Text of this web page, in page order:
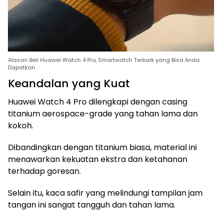
Alasan Beli Huawei Watch 4 Pro, Smartwatch Terbaik yang Bisa Anda
Dapatkan
Keandalan yang Kuat
Huawei Watch 4 Pro dilengkapi dengan casing
titanium aerospace-grade yang tahan lama dan
kokoh.
Dibandingkan dengan titanium biasa, material ini
menawarkan kekuatan ekstra dan ketahanan
terhadap goresan.
Selain itu, kaca safir yang melindungi tampilan jam
tangan ini sangat tangguh dan tahan lama.